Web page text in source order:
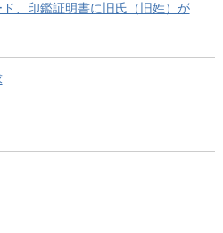
に旧氏（旧姓）が併記できるようになりました！